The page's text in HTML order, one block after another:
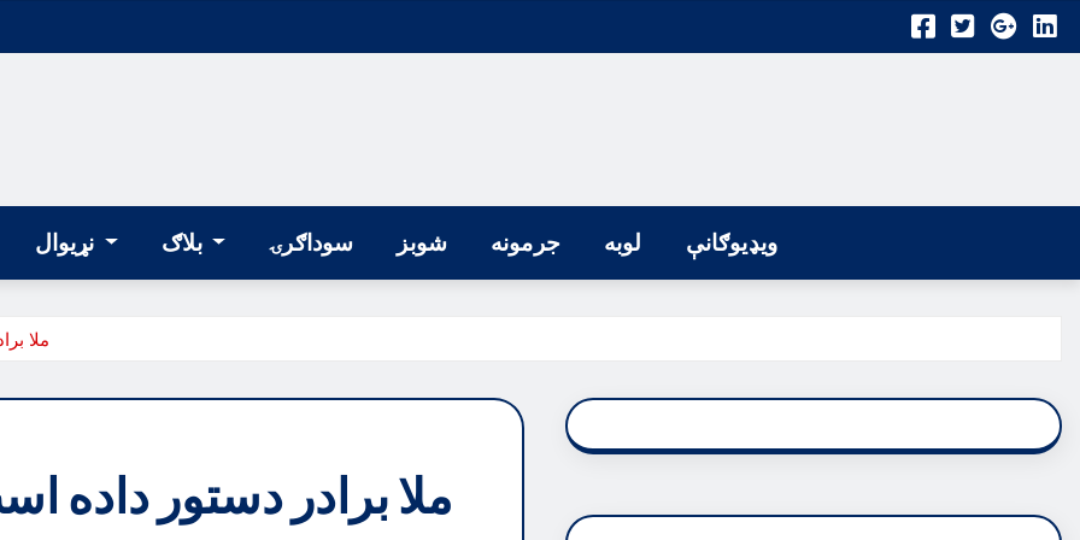
بلاګ سوداګرۍ شوبز جرمونه لوبه ویډیوګانې
ملا
ملا برادر دستور داده